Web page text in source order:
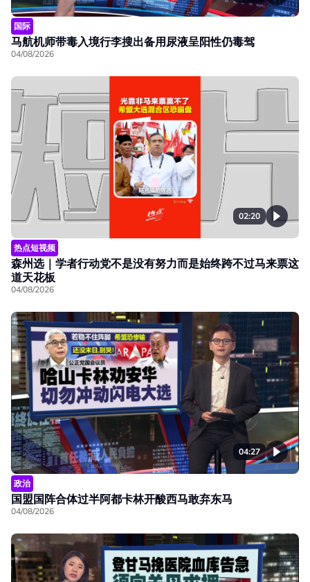
国际
马航机师带毒入境行李搜出备用尿液呈阳性仍毒驾
04/08/2026
02:20
热点短视频
森州选｜学者行动党不是没有努力而是始终跨不过马来票这
道天花板
04/08/2026
04:27
政治
国盟国阵合体过半阿都卡林开酸西马敢弃东马
04/08/2026